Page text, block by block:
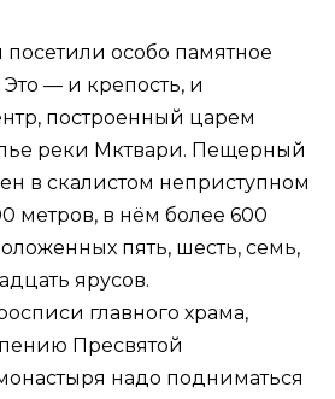
особо памятное
— и крепость, и
построенный царем
реки Мктвари. Пещерный
в скалистом неприступном
метров, в нём более 600
пять, шесть, семь,
ярусов.
главного храма,
Пресвятой
надо подниматься